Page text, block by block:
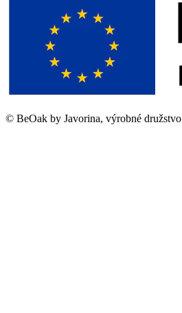
© BeOak by Javorina, výrobné družstvo